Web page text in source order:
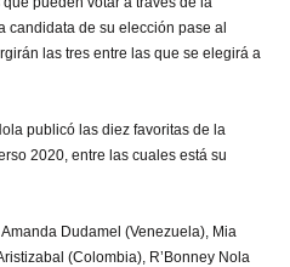
candidata de su elección pase al
las tres entre las que se elegirá a
publicó las diez favoritas de la
2020, entre las cuales está su
Dudamel (Venezuela), Mia
(Colombia), R’Bonney Nola